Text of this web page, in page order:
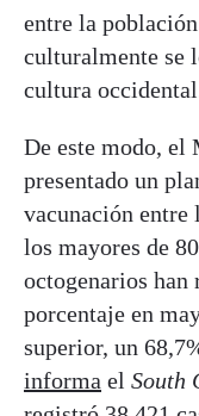
entre la
culturalmente se
cultura
De este modo, el
presentado un
vacunación entre
los mayores de
octogenarios han
porcentaje en
superior, un
informa el South